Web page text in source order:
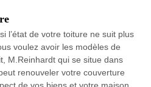
l’état de votre toiture ne suit plus
voulez avoir les modèles de
M.Reinhardt qui se situe dans
renouveler votre couverture